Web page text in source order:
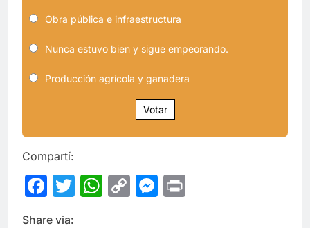
Obra pública e infraestructura
Nunca estuvo bien y sigue empeorando.
Producción agrícola y ganadera
Votar
Compartí:
Facebook
Twitter
WhatsApp
CopyMessenger
Share via: